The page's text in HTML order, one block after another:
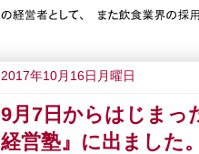
2017年10月16日月曜日
9月7日からはじまっ
経営塾』に出ました。